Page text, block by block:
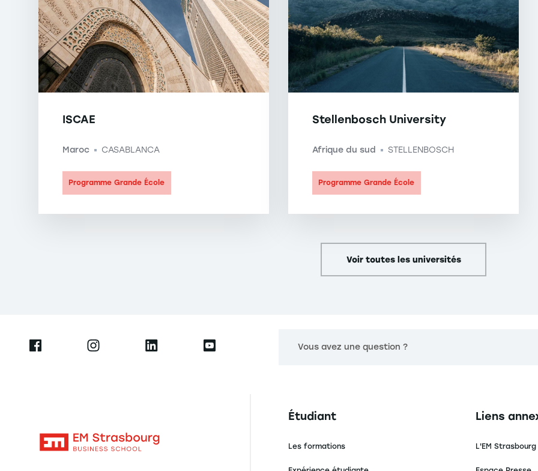
ISCAE
Maroc -CASABLANCA
Programme Grande École
Stellenbosch University
Afrique du sud -STELLENBOSCH
Programme Grande École
Voir toutes les universités
Vous avez une question ?
Navigation principale footer
Étudiant
Les formations
Navigation
Liens
L'EM